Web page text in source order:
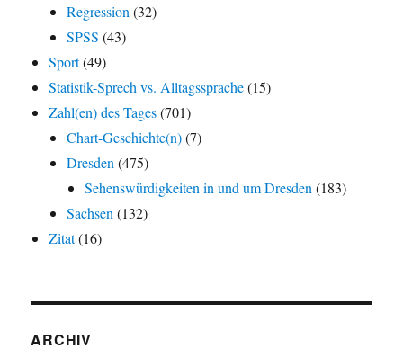
Regression (32)
SPSS (43)
Sport(49)
Statistik-Sprech vs. Alltagssprache(15)
Zahl(en) des Tages(701)
Chart-Geschichte(n)(7)
Dresden (475)
Sehenswürdigkeiten in und um Dresden (183)
Sachsen (132)
Zitat(16)
ARCHIV